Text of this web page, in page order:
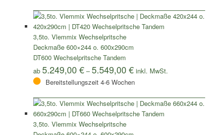
3,5to. Vlemmix Wechselpritsche
Deckmaße 600×244 o. 600x290cm
DT600 Wechselpritsche Tandem
ab 5.249,00€–5.549,00€
Bereitstellungszeit 4-6 Wochen
3,5to. Vlemmix Wechselpritsche